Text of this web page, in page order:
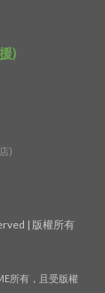
)
)
| 版權所有
所有，且受版權